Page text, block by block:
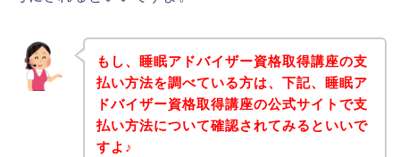
もし、睡眠アドバイザー資格取得講座の支
払い方法を調べている方は、下記、睡眠ア
ドバイザー資格取得講座の公式サイトで支
払い方法について確認されてみるといいで
すよ♪